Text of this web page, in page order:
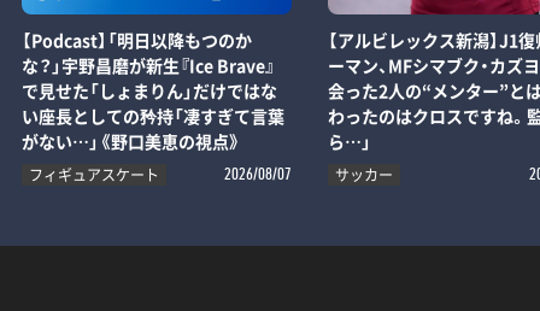
【Podcast】「明日以降もつのか
な？」宇野昌磨が新生『Ice Brave』
で見せた「しょまりん」だけではな
い座長としての矜持「凄すぎて言葉
がない…」《野口美恵の視点》
フィギュアスケート 2026/08/07
【アルビレックス新潟】J1
ーマン、MFシマブク・カズ
会った2人の“メンター”とは
わったのはクロスですね。
ら…」
サッカー